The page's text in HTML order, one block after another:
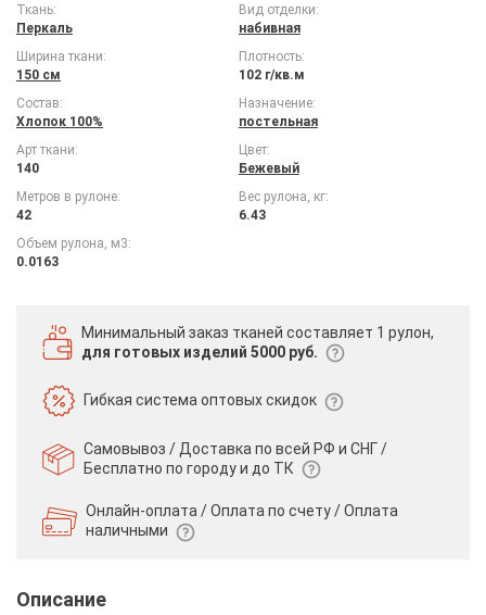
Ткань:
Перкаль
Вид отделки:
набивная
Ширина ткани:
150 см
Плотность:
102 г/кв.м
Состав:
Хлопок 100%
Назначение:
постельная
Арт ткани:
140
Цвет:
Бежевый
Метров в рулоне:
42
Вес рулона, кг:
6.43
Объем рулона, м3:
0.0163
Минимальный заказ тканей составляет 1 рулон,
для готовых изделий 5000 руб.
Гибкая системаоптовых скидок
Самовывоз / Доставка по всей РФ и СНГ /
Бесплатно по городу и до ТК
Онлайн-оплата / Оплата по счету /Оплата
наличными
Описание